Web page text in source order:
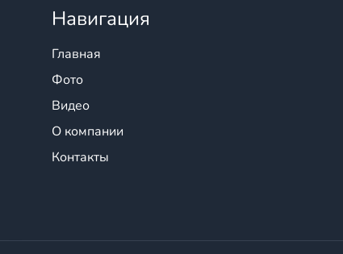
Навигация
Главная
Фото
Видео
О компании
Контакты